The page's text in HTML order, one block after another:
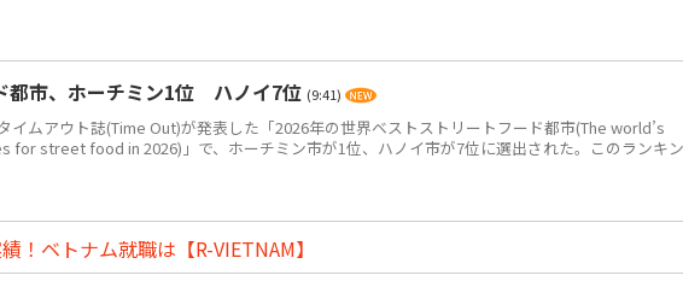
都市、ホーチミン1位 ハノイ7位 (9:41)
イムアウト誌(Time Out)が発表した「2026年の世界ベストストリートフード都市(The world’s
for street food in 2026)」で、ホーチミン市が1位、ハノイ市が7位に選出された。このランキン
！ベトナム就職は【R-VIETNAM】